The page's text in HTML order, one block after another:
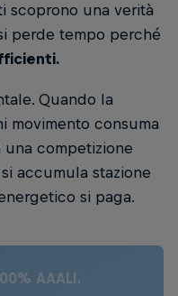
scoprono una verità
perde tempo perché
Quando la
movimento consuma
competizione
accumula stazione
si paga.
AAALI.